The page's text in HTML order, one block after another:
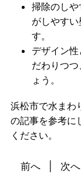
掃除のし
がしやす
す。
デザイン
だわりつ
ょう。
浜松市で水まわ
の記事を参考に
ください。
前へ 次へ